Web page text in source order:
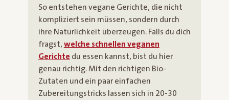
So entstehen vegane Gerichte, die nicht
kompliziert sein müssen, sondern durch
ihre Natürlichkeit überzeugen. Falls du dich
fragst, welche schnellen veganen
Gerichte du essen kannst, bist du hier
genau richtig. Mit den richtigen Bio-
Zutaten und ein paar einfachen
Zubereitungstricks lassen sich in 20-30